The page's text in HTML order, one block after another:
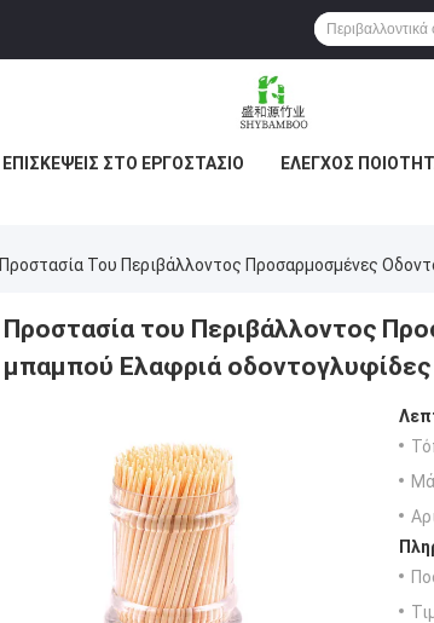
ΕΠΙΣΚΈΨΕΙΣ ΣΤΟ ΕΡΓΟΣΤΆΣΙΟ ΈΛΕΓΧΟΣ
Προστασία Του Περιβάλλοντος Προσαρμοσμένες
Προστασία του Περιβάλλοντος
μπαμπού Ελαφριά